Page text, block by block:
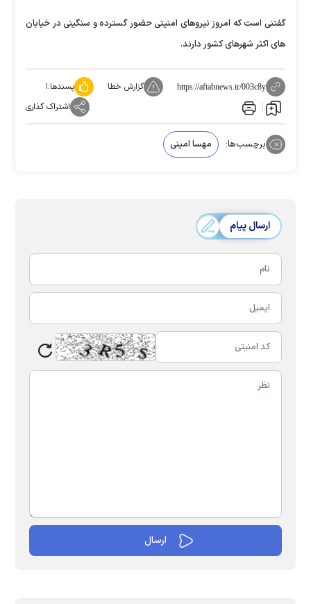
گفتنی است که امروز نیروهای امنیتی حضور گسترده و سنگینی در خیابان
های اکثر شهرهای کشور دارند.
https://aftabnews.ir/003c8y گزارش خطا پسندها:۱
اشتراک گذاری
برچسب‌ها: مهسا امینی
ارسال پیام